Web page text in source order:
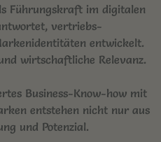
Führungskraft im digitalen
vertriebs-
entwickelt.
wirtschaftliche Relevanz.
Business-Know-how mit
entstehen nicht nur aus
und Potenzial.